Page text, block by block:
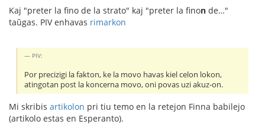
Kaj "preter la fino de la strato" kaj "preter la finon de…"
taŭgas. PIV enhavas rimarkon
PIV:
Por precizigi la fakton, ke la movo havas kiel celon lokon,
atingotan post la koncerna movo, oni povas uzi akuz-on.
Mi skribis artikolon pri tiu temo en la retejon Finna babilejo
(artikolo estas en Esperanto).